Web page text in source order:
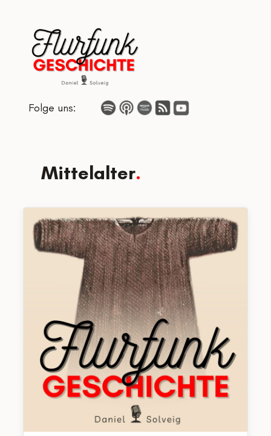
springen
Folge uns:
Mittelalter